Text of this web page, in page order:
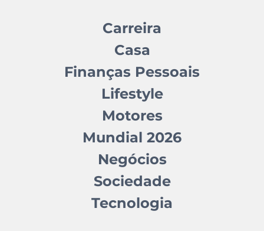
Carreira
Casa
Finanças Pessoais
Lifestyle
Motores
Mundial 2026
Negócios
Sociedade
Tecnologia